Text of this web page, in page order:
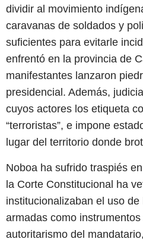
dividir al movimiento
caravanas de soldados y
suficientes para evitarle
enfrentó en la provincia de
manifestantes lanzaron
presidencial. Además,
cuyos actores los etiqueta
“terroristas”, e impone
lugar del territorio donde
Noboa ha sufrido traspiés
la Corte Constitucional ha
institucionalizaban el uso
armadas como
autoritarismo del